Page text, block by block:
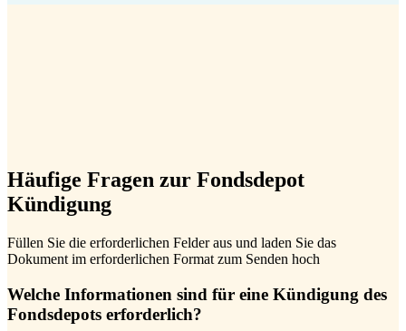
Häufige Fragen zur Fondsdepot
Kündigung
Füllen Sie die erforderlichen Felder aus und laden Sie das
Dokument im erforderlichen Format zum Senden hoch
Welche Informationen sind für eine Kündigung des
Fondsdepots erforderlich?